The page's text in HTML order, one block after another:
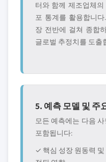
터와 함께 제조업체
포 통계를 활용합니
장 전반에 걸쳐 종합
글로벌 추정치를 도출
5. 예측 모델 및 주
모든 예측에는 다음
포함됩니다:
✓ 핵심 성장 원동력 및